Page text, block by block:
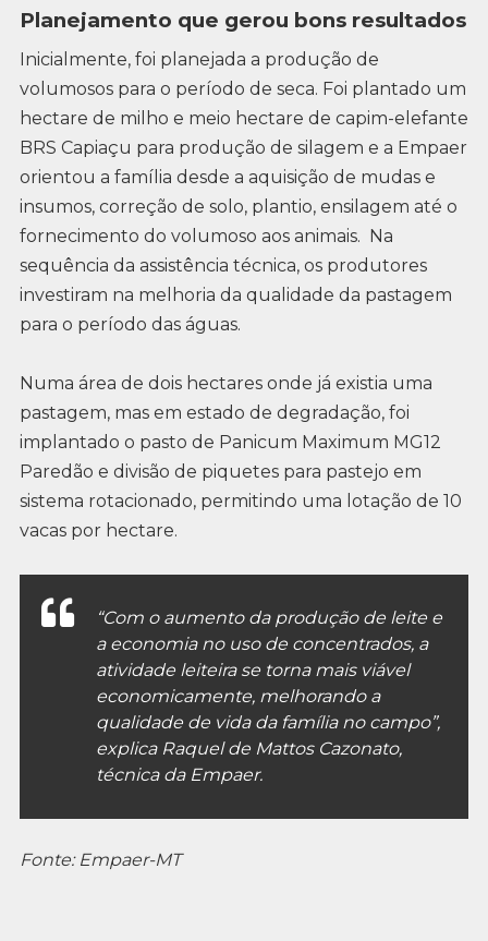
Planejamento que gerou bons resultados
Inicialmente, foi planejada a produção de
volumosos para o período de seca. Foi plantado um
hectare de milho e meio hectare de capim-elefante
BRS Capiaçu para produção de silagem e a Empaer
orientou a família desde a aquisição de mudas e
insumos, correção de solo, plantio, ensilagem até o
fornecimento do volumoso aos animais. Na
sequência da assistência técnica, os produtores
investiram na melhoria da qualidade da pastagem
para o período das águas.
Numa área de dois hectares onde já existia uma
pastagem, mas em estado de degradação, foi
implantado o pasto de Panicum Maximum MG12
Paredão e divisão de piquetes para pastejo em
sistema rotacionado, permitindo uma lotação de 10
vacas por hectare.
“Com o aumento da produção de leite e
a economia no uso de concentrados, a
atividade leiteira se torna mais viável
economicamente, melhorando a
qualidade de vida da família no campo”,
explica Raquel de Mattos Cazonato,
técnica da Empaer.
Fonte: Empaer-MT